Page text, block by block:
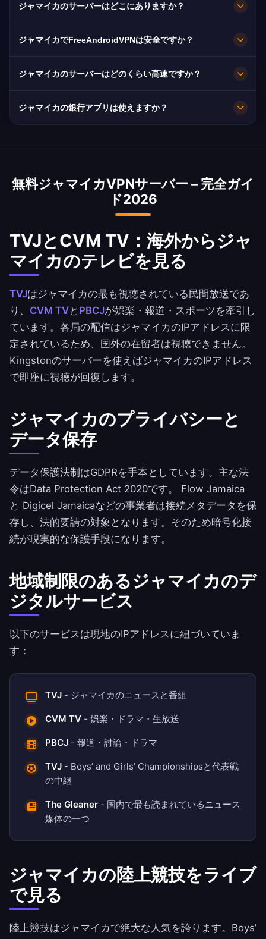
り、通常は途切れなくHDで視聴できます。
ジャマイカのサーバーはどこにありますか？
害時は最寄りの利用可能なサーバーへ自動的に切
ジャマイカでFreeAndroidVPNは安全ですか？
り、閲覧内容は非公開のままです。
ジャマイカのサーバーはどのくらい高速ですか？
カの平均速度は60 Mbpsで、HD配信に十分で
ジャマイカの銀行アプリは使えますか？
ジャマイカのIPアドレスで利用できます。銀行の
無料ジャマイカVPNサーバー – 完全ガイ
ド2026
TVJとCVM TV：海外からジャ
マイカのテレビを見る
TVJはジャマイカの最も視聴されている民間放送であ
り、 CVM TVと PBCJが娯楽・報道・スポーツを牽引し
ています。各局の配信はジャマイカのIPアドレスに限
定されているため、国外の在留者は視聴できません。
Kingstonのサーバーを使えばジャマイカのIPアドレス
で即座に視聴が回復します。
ジャマイカのプライバシーと
データ保存
データ保護法制はGDPRを手本としています。主な法
令はData Protection Act 2020です。 Flow Jamaica
と Digicel Jamaicaなどの事業者は接続メタデータを保
存し、法的要請の対象となります。そのため暗号化接
続が現実的な保護手段になります。
地域制限のあるジャマイカのデ
ジタルサービス
以下のサービスは現地のIPアドレスに紐づいていま
す：
TVJ - ジャマイカのニュースと番組
CVM TV - 娯楽・ドラマ・生放送
PBCJ - 報道・討論・ドラマ
TVJ - Boys’ and Girls’ Championshipsと代表戦
の中継
The Gleaner - 国内で最も読まれているニュース
媒体の一つ
ジャマイカの陸上競技をライブ
で見る
陸上競技はジャマイカで絶大な人気を誇ります。Boys’